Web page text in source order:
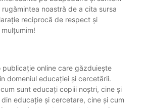
noastră de a cita sursa
reciprocă de respect și
publicație online care găzduiește
domeniul educației și cercetării.
sunt educați copiii noștri, cine și
educație și cercetare, cine și cum